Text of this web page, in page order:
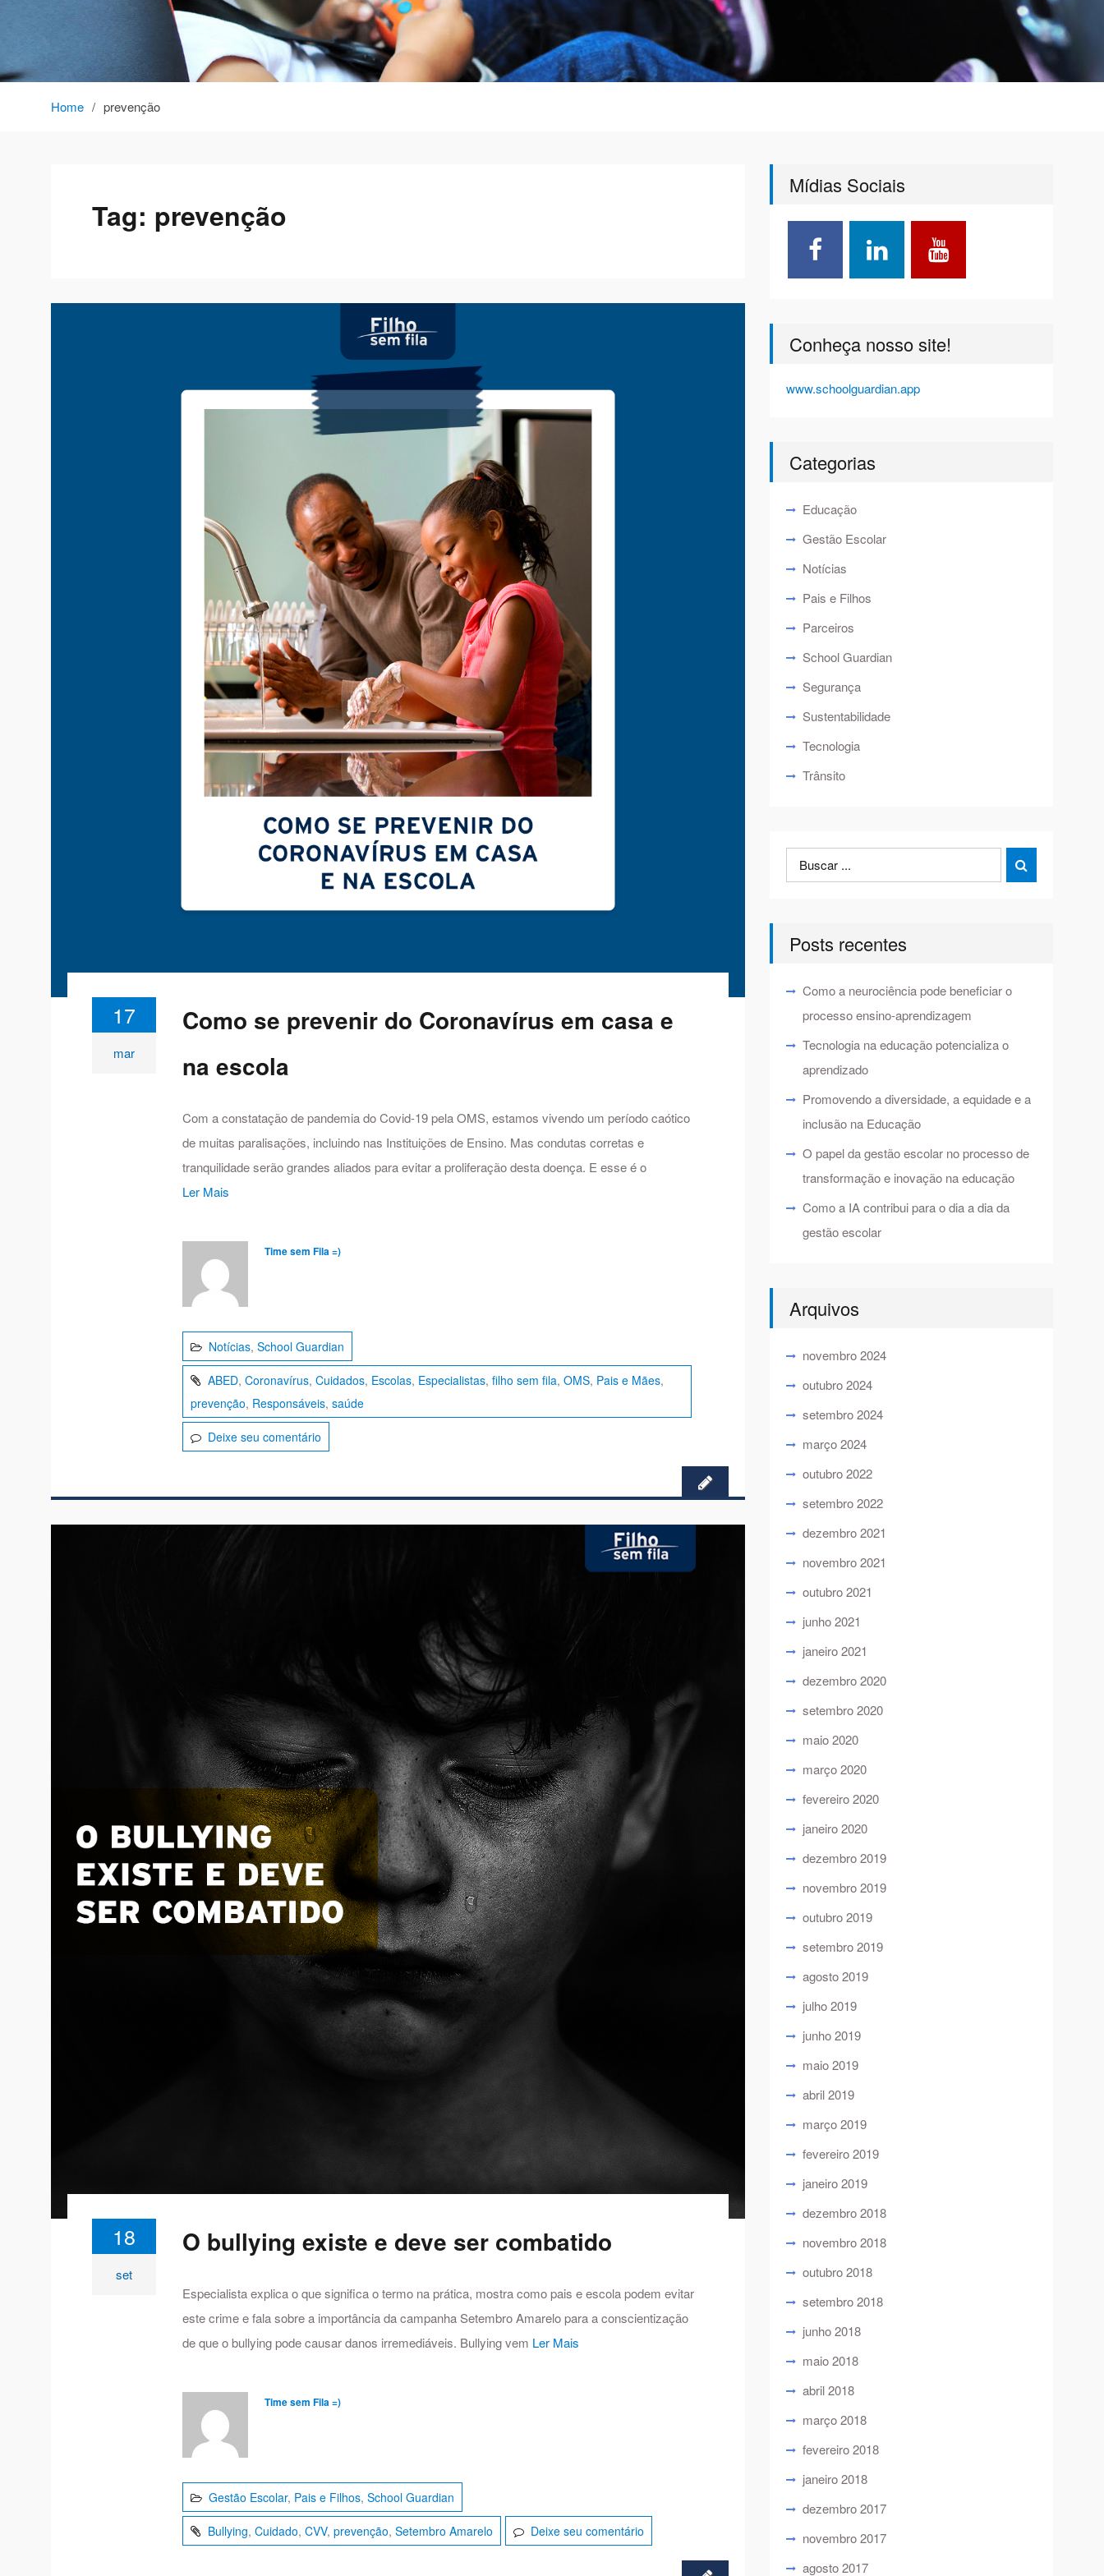
Home prevenção
Tag: prevenção
Como se prevenir do Coronavírus em casa e
na escola
17
mar
Com a constatação de pandemia do Covid-19 pela OMS, estamos vivendo um período caótico
de muitas paralisações, incluindo nas Instituições de Ensino. Mas condutas corretas e
tranquilidade serão grandes aliados para evitar a proliferação desta doença. E esse é o
Ler Mais
Time sem Fila =)
Notícias, School Guardian
ABED, Coronavírus, Cuidados, Escolas, Especialistas, filho sem fila, OMS, Pais e Mães,
prevenção, Responsáveis, saúde
Deixe seu comentário
O bullying existe e deve ser combatido
18
set
Especialista explica o que significa o termo na prática, mostra como pais e escola podem evitar
este crime e fala sobre a importância da campanha Setembro Amarelo para a conscientização
de que o bullying pode causar danos irremediáveis. Bullying vem Ler Mais
Time sem Fila =)
Gestão Escolar, Pais e Filhos, School Guardian
Bullying, Cuidado, CVV, prevenção, Setembro Amarelo Deixe seu comentário
Mídias Sociais
Conheça nosso site!
www.schoolguardian.app
Categorias
Educação
Gestão Escolar
Notícias
Pais e Filhos
Parceiros
School Guardian
Segurança
Sustentabilidade
Tecnologia
Trânsito
Search
for:

Posts recentes
Como a neurociência pode beneficiar o
processo ensino-aprendizagem
Tecnologia na educação potencializa o
aprendizado
Promovendo a diversidade, a equidade e a
inclusão na Educação
O papel da gestão escolar no processo de
transformação e inovação na educação
Como a IA contribui para o dia a dia da
gestão escolar
Arquivos
novembro 2024
outubro 2024
setembro 2024
março 2024
outubro 2022
setembro 2022
dezembro 2021
novembro 2021
outubro 2021
junho 2021
janeiro 2021
dezembro 2020
setembro 2020
maio 2020
março 2020
fevereiro 2020
janeiro 2020
dezembro 2019
novembro 2019
outubro 2019
setembro 2019
agosto 2019
julho 2019
junho 2019
maio 2019
abril 2019
março 2019
fevereiro 2019
janeiro 2019
dezembro 2018
novembro 2018
outubro 2018
setembro 2018
junho 2018
maio 2018
abril 2018
março 2018
fevereiro 2018
janeiro 2018
dezembro 2017
novembro 2017
agosto 2017